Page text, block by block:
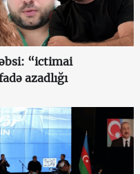
“ictimai
azadlığı